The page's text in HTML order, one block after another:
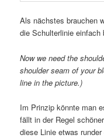
Als nächstes brauchen
die Schulterlinie
Now we need the
shoulder seam of your
line in the picture.)
Im Prinzip könnte man
fällt in der Regel
diese Linie etwas